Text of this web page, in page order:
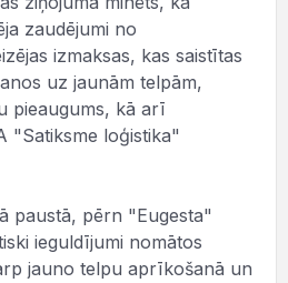
zaudējumi no
izmaksas, kas saistītas
uz jaunām telpām,
pieaugums, kā arī
"Satiksme loģistika"
paustā, pērn "Eugesta"
ieguldījumi nomātos
jauno telpu aprīkošanā un